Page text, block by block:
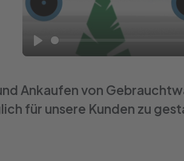
Play
Ankaufen von
für unsere Kunden zu